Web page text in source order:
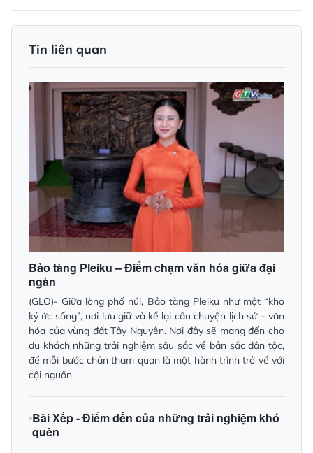
Tin liên quan
Bảo tàng Pleiku – Điểm chạm văn hóa giữa đại
ngàn
(GLO)- Giữa lòng phố núi, Bảo tàng Pleiku như một “kho
ký ức sống”, nơi lưu giữ và kể lại câu chuyện lịch sử – văn
hóa của vùng đất Tây Nguyên. Nơi đây sẽ mang đến cho
du khách những trải nghiệm sâu sắc về bản sắc dân tộc,
để mỗi bước chân tham quan là một hành trình trở về với
cội nguồn.
Bãi Xếp - Điểm đến của những trải nghiệm khó
quên